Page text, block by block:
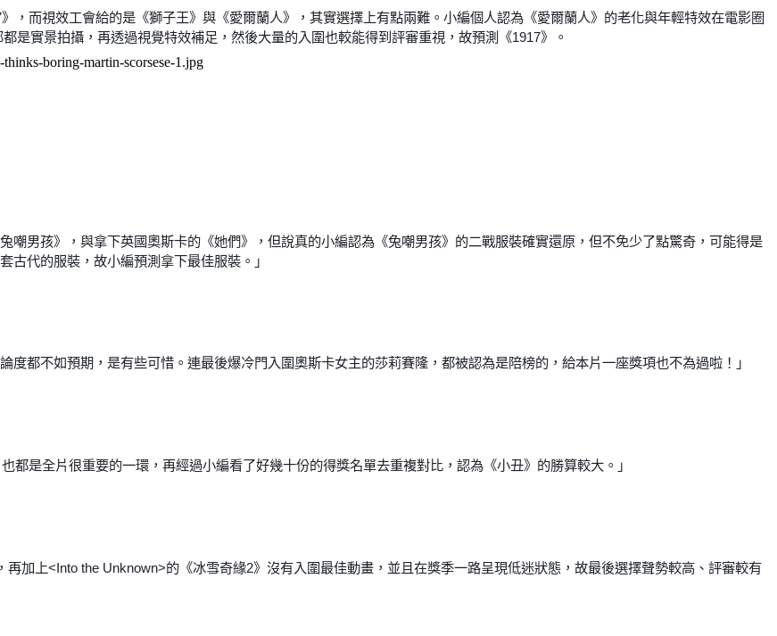
，而視效工會給的是《獅子王》與《愛爾蘭人》，其實選擇上有點兩難。小編個人認為《愛爾蘭人》的老化與年輕特效在電影圈
是實景拍攝，再透過視覺特效補足，然後大量的入圍也較能得到評審重視，故預測《1917》。
嘲男孩》，與拿下英國奧斯卡的《她們》，但說真的小編認為《兔嘲男孩》的二戰服裝確實還原，但不免少了點驚奇，可能得是
古代的服裝，故小編預測拿下最佳服裝。」
度都不如預期，是有些可惜。連最後爆冷門入圍奧斯卡女主的莎莉賽隆，都被認為是陪榜的，給本片一座獎項也不為過啦！」
都是全片很重要的一環，再經過小編看了好幾十份的得獎名單去重複對比，認為《小丑》的勝算較大。」
加上<Into the Unknown>的《冰雪奇緣2》沒有入圍最佳動畫，並且在獎季一路呈現低迷狀態，故最後選擇聲勢較高、評審較有